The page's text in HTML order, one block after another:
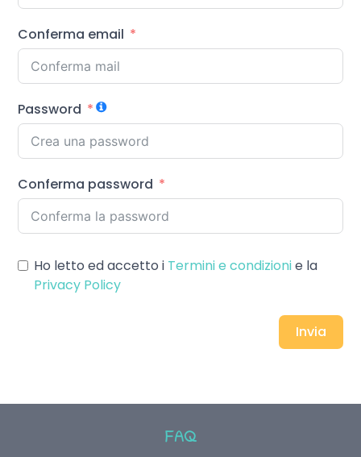
Conferma email
Password
Conferma password
Ho letto ed accetto i Termini e condizionie la
Privacy Policy
Invia
FAQ